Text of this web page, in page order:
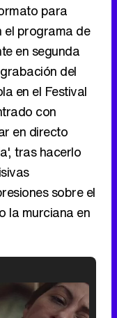
para
el programa de
en segunda
del
en el Festival
con
en directo
tras hacerlo
sobre el
la murciana en